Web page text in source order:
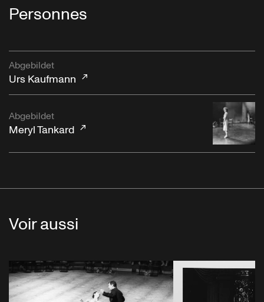
Personnes
Abgebildet
Urs Kaufmann
Abgebildet
Meryl Tankard
Voir aussi